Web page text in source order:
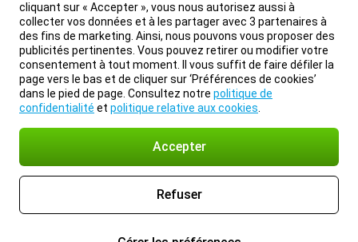
cliquant sur « Accepter », vous nous autorisez aussi à
collecter vos données et à les partager avec 3 partenaires à
des fins de marketing. Ainsi, nous pouvons vous proposer des
publicités pertinentes. Vous pouvez retirer ou modifier votre
consentement à tout moment. Il vous suffit de faire défiler la
page vers le bas et de cliquer sur ‘Préférences de cookies’
dans le pied de page. Consultez notre politique de
confidentialité et politique relative aux cookies
Accepter
Refuser